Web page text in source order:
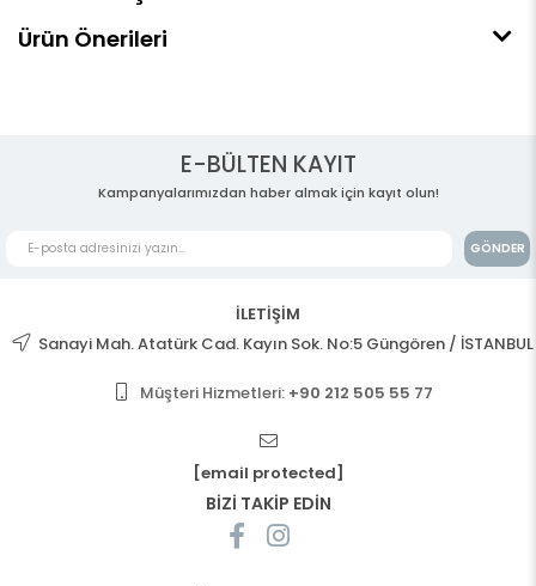
Ürün Önerileri
E-BÜLTEN KAYIT
Kampanyalarımızdan haber almak için kayıt olun!
GÖNDER
İLETİŞİM
Sanayi Mah. Atatürk Cad. Kayın Sok. No:5 Güngören / İSTANBUL
Müşteri Hizmetleri: +90 212 505 55 77
[email protected]
BİZİ TAKİP EDİN